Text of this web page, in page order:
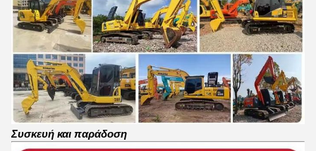
Συσκευή και παράδοση